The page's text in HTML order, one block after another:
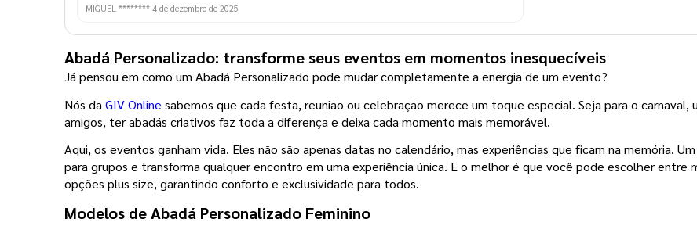
MIGUEL ******** 4 de dezembro de 2025
Abadá Personalizado: transforme seus eventos em momentos inesquecíveis
Já pensou em como um Abadá Personalizado pode mudar completamente a energia de um evento?
Nós da GIV Online sabemos que cada festa, reunião ou celebração merece um toque especial. Seja para o
amigos, ter abadás criativos faz toda a diferença e deixa cada momento mais memorável.
Aqui, os eventos ganham vida. Eles não são apenas datas no calendário, mas experiências que ficam na memória.
para grupos e transforma qualquer encontro em uma experiência única. E o melhor é que você pode escolher entre
opções plus size, garantindo conforto e exclusividade para todos.
Modelos de Abadá Personalizado Feminino